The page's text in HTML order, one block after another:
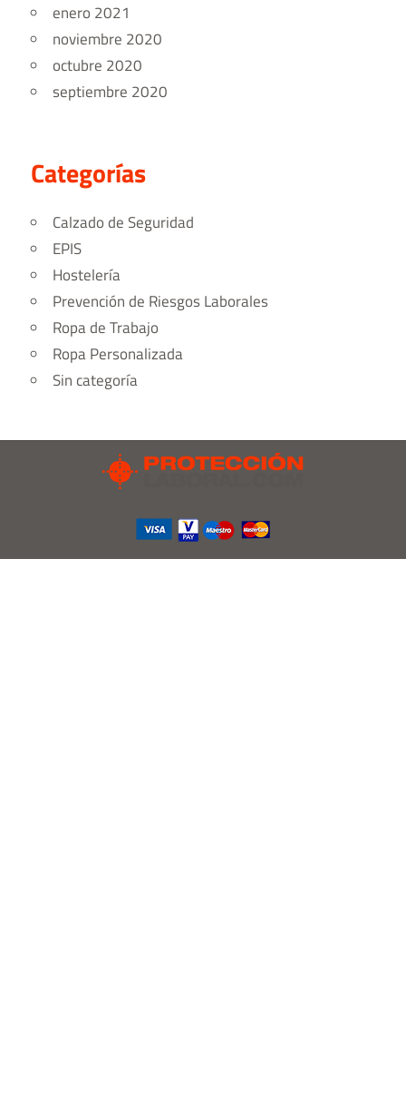
enero 2021
noviembre 2020
octubre 2020
septiembre 2020
Categorías
Calzado de Seguridad
EPIS
Hostelería
Prevención de Riesgos Laborales
Ropa de Trabajo
Ropa Personalizada
Sin categoría